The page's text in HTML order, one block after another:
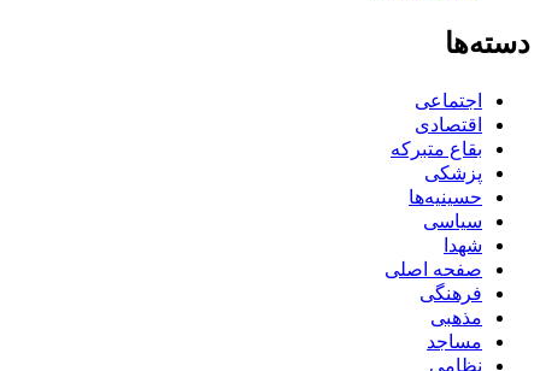
دسته‌ها
اجتماعی
اقتصادی
بقاع متبرکه
پزشکی
حسینیه‌ها
سیاسی
شهدا
صفحه اصلی
فرهنگی
مذهبی
مساجد
نظامی